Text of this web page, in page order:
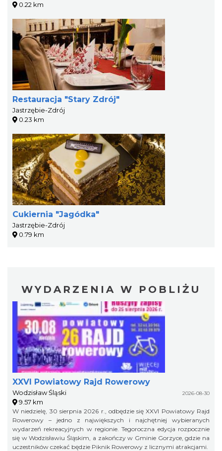
0.22 km
Restauracja "Stary Zdrój"
Jastrzębie-Zdrój
0.23 km
Cukiernia "Jagódka"
Jastrzębie-Zdrój
0.79 km
WYDARZENIA W POBLIŻU
XXVI Powiatowy Rajd Rowerowy
Wodzisław Śląski 2026-08-30
9.57 km
W niedzielę, 30 sierpnia 2026 r., odbędzie się XXVI Powiatowy Rajd
Rowerowy – jedno z największych i najchętniej wybieranych
wydarzeń rekreacyjnych w regionie. Tegoroczna edycja rozpocznie
się w Wodzisławiu Śląskim, a zakończy w Gminie Gorzyce, gdzie na
uczestników czekać będzie Piknik Rowerowy z licznymi atrakcjami.